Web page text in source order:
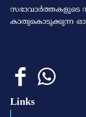
സഭാവാര്‍ത്തകളുടെ
കാതുകൊടുക്കുന്ന
Links